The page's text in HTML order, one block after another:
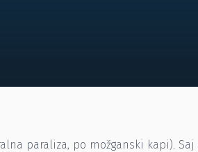
paraliza, po možganski kapi).